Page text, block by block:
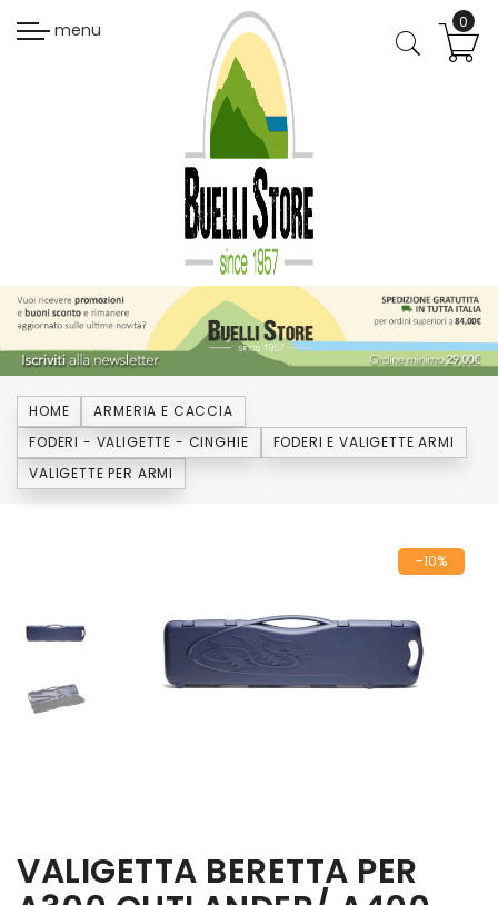
menu
HOME
ARMERIA E CACCIA
FODERI - VALIGETTE - CINGHIE
FODERI E VALIGETTE ARMI
VALIGETTE PER ARMI
-10%
VALIGETTA BERETTA PER